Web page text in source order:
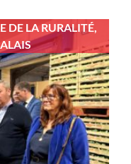
DE LA RURALITÉ,